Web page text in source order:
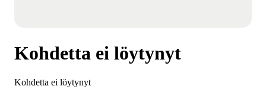
Kohdetta ei löytynyt
Kohdetta ei löytynyt